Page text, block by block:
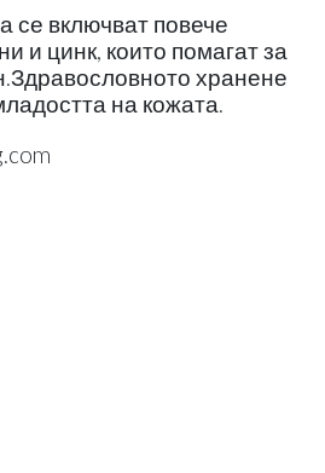
се включват повече
и цинк, които помагат за
хранене
на кожата.